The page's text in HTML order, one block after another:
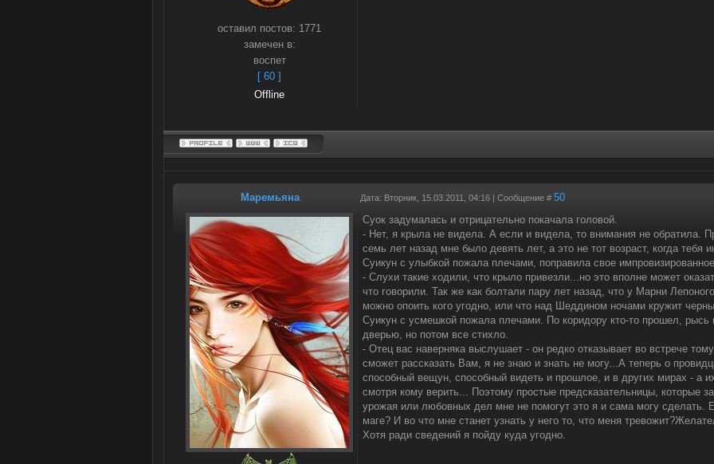
оставил постов: 1771
замечен в:
воспет
[ 60 ]
Offline
Маремьяна Дата: Вторник, 15.03.2011, 04:16 | Сообщение # 50
Суок задумалась и отрицательно покачала головой.
- Нет, я крыла не видела. А если и видела, то внимания не обратила.
семь лет назад мне было девять лет, а это не тот возраст, когда тебя
Суикун с улыбкой пожала плечами, поправила свое
- Слухи такие ходили, что крыло привезли...но это вполне может
что говорили. Так же как болтали пару лет назад, что у Марни
можно опоить кого угодно, или что над Шеддином ночами кружит
Суикун с усмешкой пожала плечами. По коридору кто-то прошел, рысь
дверью, но потом все стихло.
- Отец вас наверняка выслушает - он редко отказывает во встрече
сможет рассказать Вам, я не знаю и знать не могу...А теперь о
способный вещун, способный видеть и прошлое, и в других мирах - а
смотря кому верить... Поэтому простые предсказательницы, которые
урожая или любовных дел мне не помогут это я и сама могу сделать.
маге? И во что мне станет узнать у него то, что меня
Хотя ради сведений я пойду куда угодно.